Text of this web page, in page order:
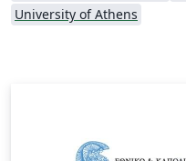
University of Athens